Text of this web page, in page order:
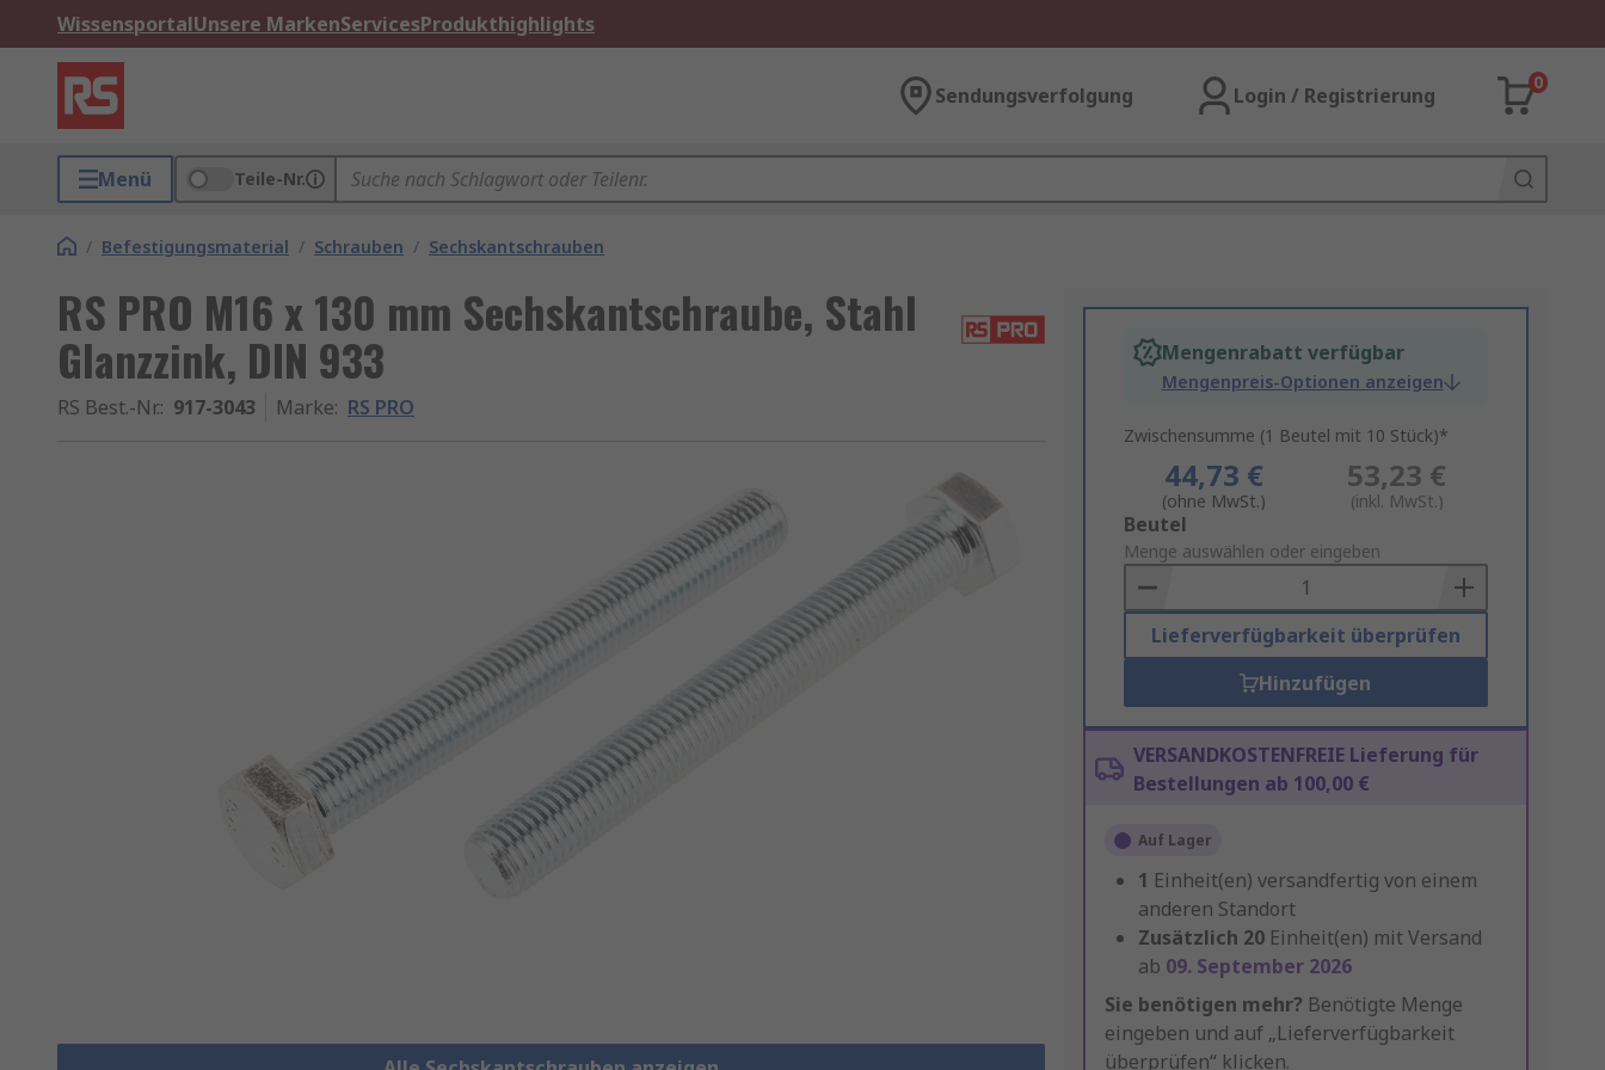
WissensportalUnsere MarkenServicesProdukthighlights
Sendungsverfolgung Login / Registrierung
0
Menü Teile-Nr.
/ Befestigungsmaterial / Schrauben / Sechskantschrauben
RS PRO M16 x 130 mm Sechskantschraube, Stahl
Glanzzink, DIN 933
RS Best.-Nr.: 917-3043 Marke: RS PRO
Mengenrabatt verfügbar
Mengenpreis-Optionen anzeigen
Zwischensumme (1 Beutel mit 10 Stück)*
44,73 €
(ohne MwSt.)
53,23 €
(inkl. MwSt.)
Add
to
Basket
Beutel
Menge auswählen oder eingeben
Lieferverfügbarkeit überprüfen
Hinzufügen
VERSANDKOSTENFREIE Lieferung für
Bestellungen ab 100,00 €
Auf Lager
1 Einheit(en) versandfertig von einem
anderen Standort
Zusätzlich 20 Einheit(en) mit Versand
ab 09. September 2026
Sie benötigen mehr? Benötigte Menge
eingeben und auf „Lieferverfügbarkeit
überprüfen“ klicken.